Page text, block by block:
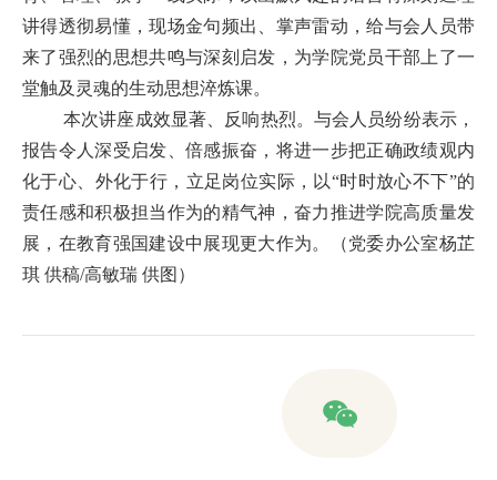
讲得透彻易懂，现场金句频出、掌声雷动，给与会人员带
来了强烈的思想共鸣与深刻启发，为学院党员干部上了一
堂触及灵魂的生动思想淬炼课。
本次讲座成效显著、反响热烈。与会人员纷纷表示，
报告令人深受启发、倍感振奋，将进一步把正确政绩观内
化于心、外化于行，立足岗位实际，以“时时放心不下”的
责任感和积极担当作为的精气神，奋力推进学院高质量发
展，在教育强国建设中展现更大作为。（党委办公室杨芷
琪 供稿/高敏瑞 供图）